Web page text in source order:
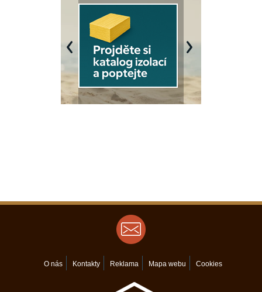
Previous Next
O nás Kontakty Reklama Mapa webu Cookies